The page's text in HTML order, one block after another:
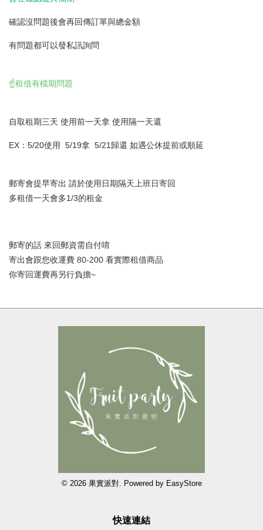
確認沒問題後會再回傳訂單與總金額
有問題都可以發私訊詢問
☝️租借有檔期問題
自取租期三天 使用前一天拿 使用隔一天還
EX：5/20使用 5/19拿 5/21歸還 如遇公休提前或順延
郵寄會提早寄出 請於使用日期隔天上班日寄回
多租借一天會多1/3的租金
郵寄的話 來回郵資需自付唷
寄出會跟您收運費 80-200 看實際租借商品
你寄回運費再另行負擔~
© 2026 果實派對. Powered by EasyStore
快速連結